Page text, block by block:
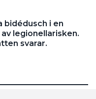
i en
legionellarisken.
svarar.